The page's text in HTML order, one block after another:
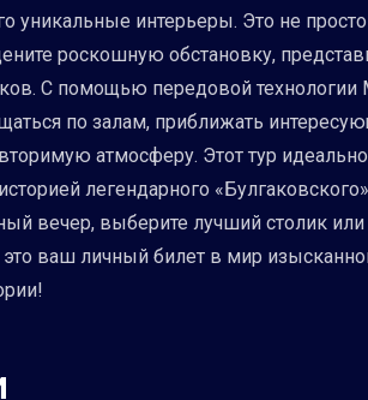
уникальные интерьеры. Это не
роскошную обстановку,
С помощью передовой
по залам, приближать
атмосферу. Этот тур
легендарного
вечер, выберите лучший столик
ваш личный билет в мир